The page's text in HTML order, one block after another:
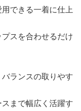
できる一着に仕上
スを合わせるだけ
ランスの取りやす
まで幅広く活躍す